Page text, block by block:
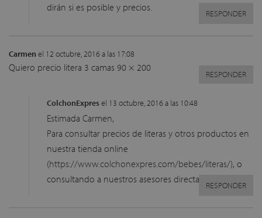
dirán si es posible y precios.
RESPONDER
Carmen el 12 octubre, 2016 a las 17:08
Quiero precio litera 3 camas 90 × 200
RESPONDER
ColchonExpresel 13 octubre, 2016 a las 10:48
Estimada Carmen,
Para consultar precios de literas y otros productos en
nuestra tienda online
(https://www.colchonexpres.com/bebes/literas/), o
consultando a nuestros asesores directamente.
RESPONDER